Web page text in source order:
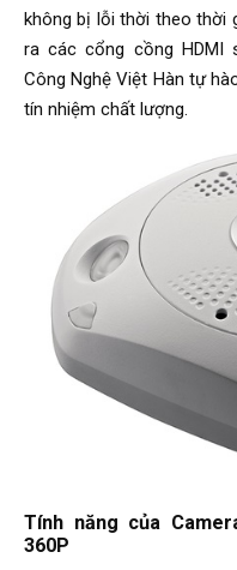
không bị lỗi thời theo thời
ra các cổng cồng HDMI
Công Nghệ Việt Hàn tự
tín nhiệm chất lượng.
Tính năng của
360P